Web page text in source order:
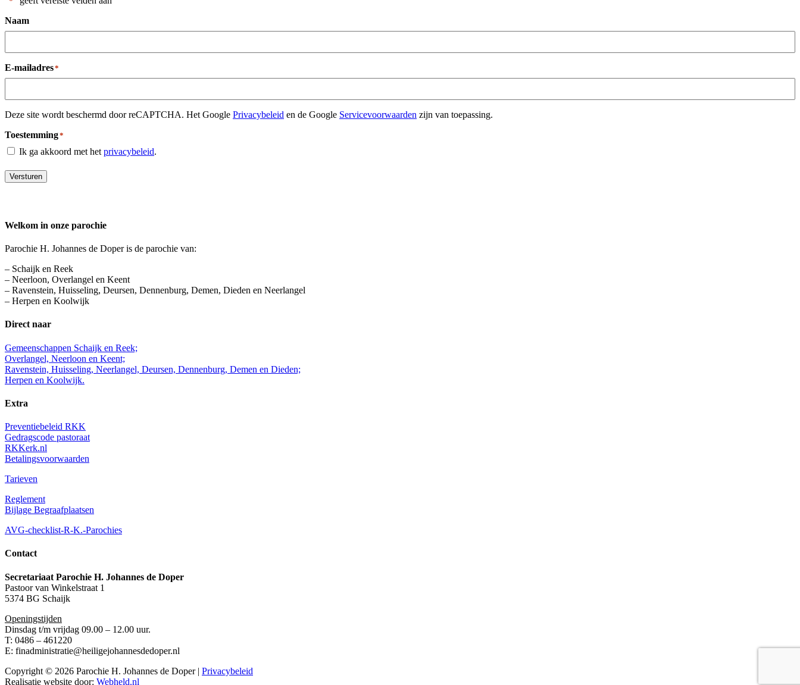
Naam
E-mailadres*
Deze site wordt beschermd door reCAPTCHA. Het Google Privacybeleid en de Google Servicevoorwaarden zijn van toepassing.
Toestemming*
Ik ga akkoord met het privacybeleid.
Versturen
Welkom in onze parochie
Parochie H. Johannes de Doper is de parochie van:
– Schaijk en Reek
– Neerloon, Overlangel en Keent
– Ravenstein, Huisseling, Deursen, Dennenburg, Demen, Dieden en Neerlangel
– Herpen en Koolwijk
Direct naar
Gemeenschappen Schaijk en Reek;
Overlangel, Neerloon en Keent;
Ravenstein, Huisseling, Neerlangel, Deursen, Dennenburg, Demen en Dieden;
Herpen en Koolwijk.
Extra
Preventiebeleid RKK
Gedragscode pastoraat
RKKerk.nl
Betalingsvoorwaarden
Tarieven
Reglement
Bijlage Begraafplaatsen
AVG-checklist-R-K.-Parochies
Contact
Secretariaat Parochie H. Johannes de Doper
Pastoor van Winkelstraat 1
5374 BG Schaijk
Openingstijden
Dinsdag t/m vrijdag 09.00 – 12.00 uur.
T: 0486 – 461220
E: finadministratie@heiligejohannesdedoper.nl
Copyright © 2026 Parochie H. Johannes de Doper | Privacybeleid
Realisatie website door: Webheld.nl